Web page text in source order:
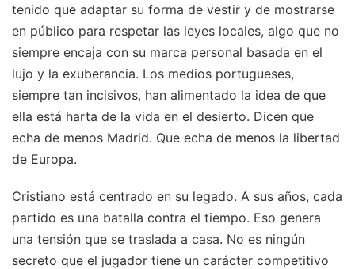
tenido que adaptar su forma de vestir y de mostrarse
en público para respetar las leyes locales, algo que no
siempre encaja con su marca personal basada en el
lujo y la exuberancia. Los medios portugueses,
siempre tan incisivos, han alimentado la idea de que
ella está harta de la vida en el desierto. Dicen que
echa de menos Madrid. Que echa de menos la libertad
de Europa.
Cristiano está centrado en su legado. A sus años, cada
partido es una batalla contra el tiempo. Eso genera
una tensión que se traslada a casa. No es ningún
secreto que el jugador tiene un carácter competitivo